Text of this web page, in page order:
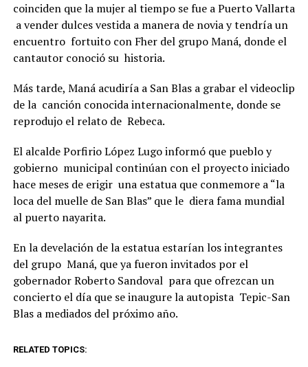
coinciden que la mujer al tiempo se fue a Puerto Vallarta
a vender dulces vestida a manera de novia y tendría un
encuentro fortuito con Fher del grupo Maná, donde el
cantautor conoció su historia.
Más tarde, Maná acudiría a San Blas a grabar el videoclip
de la canción conocida internacionalmente, donde se
reprodujo el relato de Rebeca.
El alcalde Porfirio López Lugo informó que pueblo y
gobierno municipal continúan con el proyecto iniciado
hace meses de erigir una estatua que conmemore a “la
loca del muelle de San Blas” que le diera fama mundial
al puerto nayarita.
En la develación de la estatua estarían los integrantes
del grupo Maná, que ya fueron invitados por el
gobernador Roberto Sandoval para que ofrezcan un
concierto el día que se inaugure la autopista Tepic-San
Blas a mediados del próximo año.
RELATED TOPICS: